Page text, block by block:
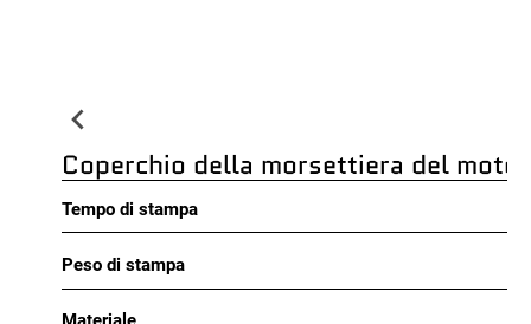
Coperchio della morsettiera del
Tempo di stampa
Peso di stampa